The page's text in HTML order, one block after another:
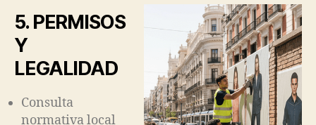
5. PERMISOS
Y
LEGALIDAD
Consulta
normativa local